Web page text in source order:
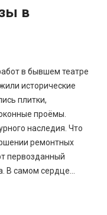
в
в бывшем театре
исторические
плитки,
проёмы.
наследия. Что
ремонтных
первозданный
В самом сердце...